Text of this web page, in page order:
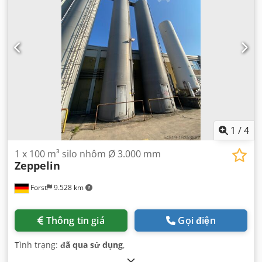
1 /4
Forst 9.528 km
1 x 100 m³ silo nhôm Ø 3.000 mm
Zeppelin
Thông tin giá Gọi điện
Tình trạng: đã qua sử dụng,